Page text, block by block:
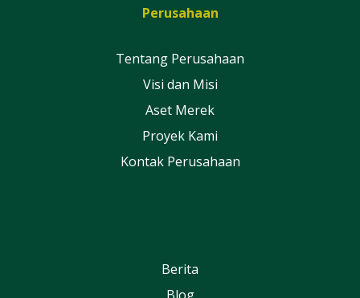
Perusahaan
Tentang Perusahaan
Visi dan Misi
Aset Merek
Proyek Kami
Kontak Perusahaan
Berita
Blog